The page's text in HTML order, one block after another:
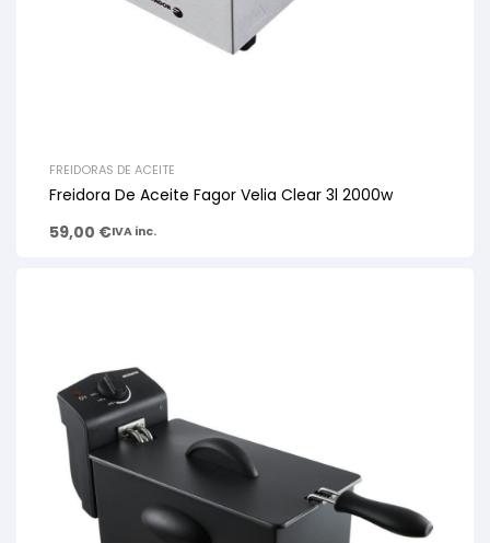
FREIDORAS DE ACEITE
Freidora De Aceite Fagor Velia Clear 3l 2000w
59,00 €IVA inc.